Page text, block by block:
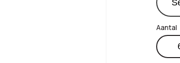
LUNE
dot